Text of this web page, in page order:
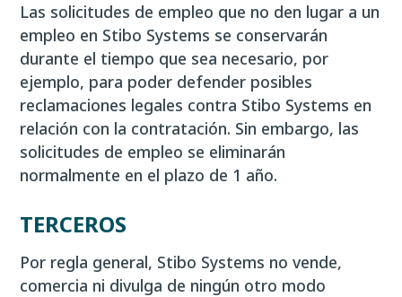
Las solicitudes de empleo que no den lugar a un
empleo en Stibo Systems se conservarán
durante el tiempo que sea necesario, por
ejemplo, para poder defender posibles
reclamaciones legales contra Stibo Systems en
relación con la contratación. Sin embargo, las
solicitudes de empleo se eliminarán
normalmente en el plazo de 1 año.
TERCEROS
Por regla general, Stibo Systems no vende,
comercia ni divulga de ningún otro modo